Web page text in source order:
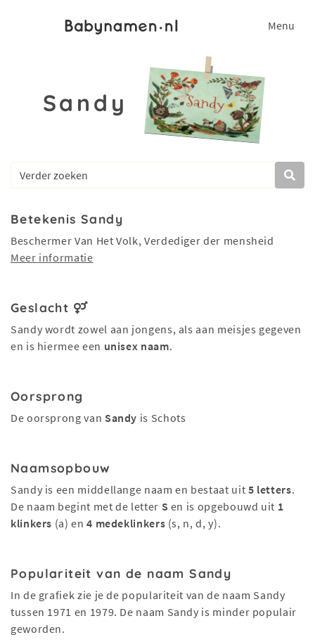
Menu
Sandy
Betekenis Sandy
Beschermer Van Het Volk, Verdediger der mensheid
Meer informatie
Geslacht
Sandy wordt zowel aan jongens, als aan meisjes gegeven
en is hiermee een unisex naam.
Oorsprong
De oorsprong van Sandy is Schots
Naamsopbouw
Sandy is een middellange naam en bestaat uit 5 letters.
De naam begint met de letter S en is opgebouwd uit 1
klinkers (a) en4 medeklinkers (s, n, d, y).
Populariteit van de naam Sandy
In de grafiek zie je de populariteit van de naam Sandy
tussen 1971 en 1979. De naam Sandy is minder populair
geworden.